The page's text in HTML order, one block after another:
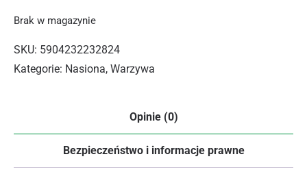
Brak w magazynie
SKU: 5904232232824
Kategorie: Nasiona, Warzywa
Opinie (0)
Bezpieczeństwo i informacje prawne